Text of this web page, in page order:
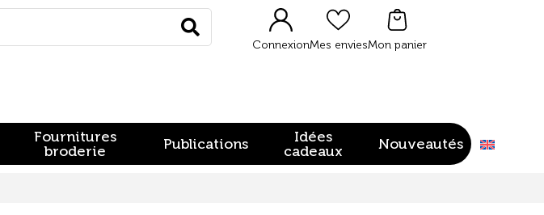
Rechercher
ConnexionMes enviesMon panier
Fournitures
broderie
Publications
Idées
cadeaux
Nouveautés